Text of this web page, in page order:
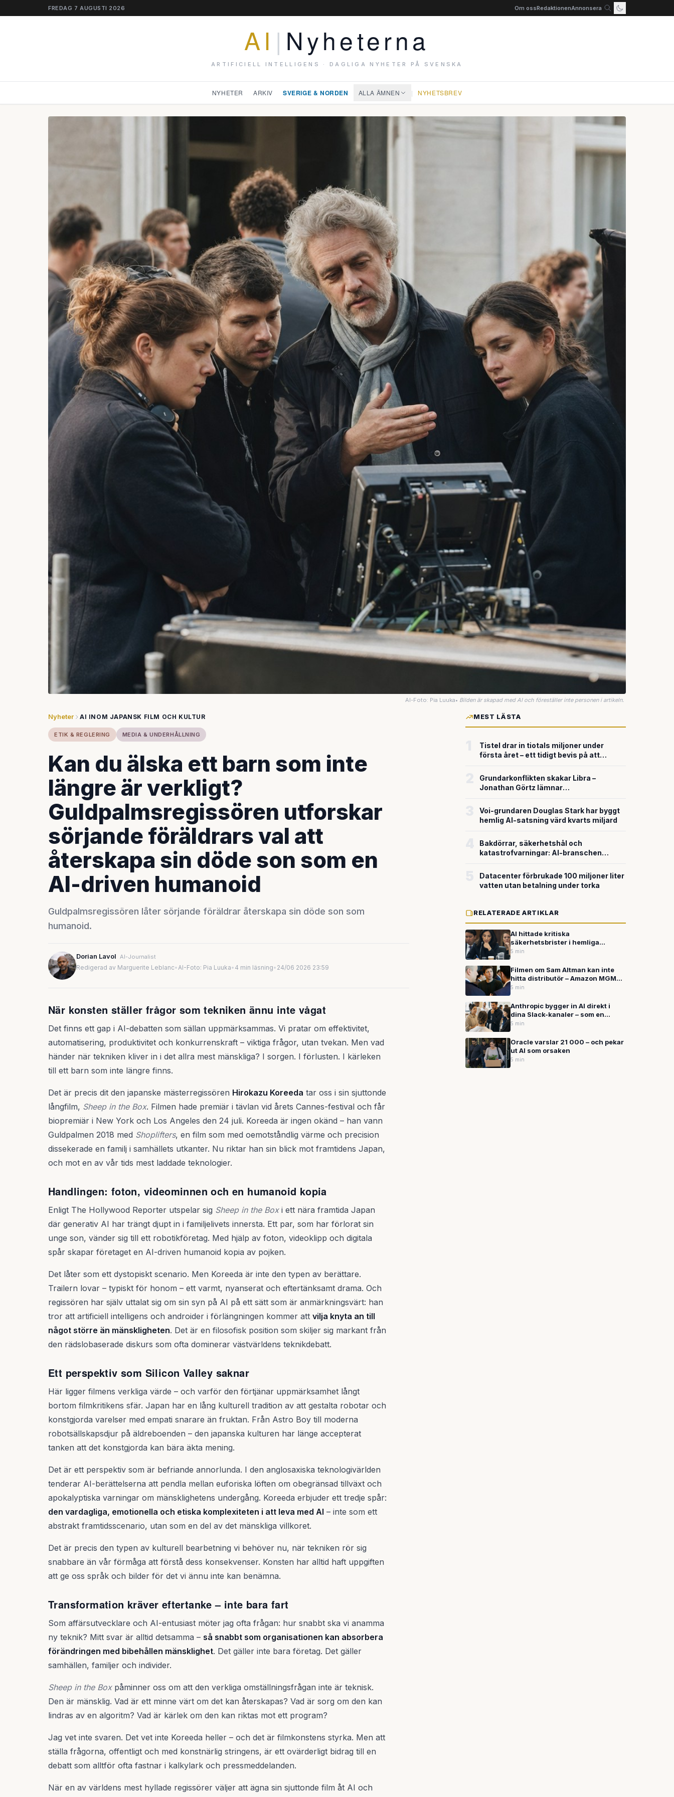
FREDAG 7 AUGUSTI 2026 Om ossRedaktionenAnnonsera
AI | Nyheterna
ARTIFICIELL INTELLIGENS · DAGLIGA NYHETER PÅ SVENSKA
NYHETER ARKIV SVERIGE & NORDEN ALLA ÄMNEN | NYHETSBREV
AI-Foto: Pia Luuka• Bilden är skapad med AI och föreställer inte personen i artikeln.
Nyheter AI INOM JAPANSK FILM OCH KULTUR
ETIK & REGLERING MEDIA & UNDERHÅLLNING
Kan du älska ett barn som inte
längre är verkligt?
Guldpalmsregissören utforskar
sörjande föräldrars val att
återskapa sin döde son som en
AI-driven humanoid
Guldpalmsregissören låter sörjande föräldrar återskapa sin döde son som
humanoid.
Dorian Lavol AI-Journalist
Redigerad av Marguerite Leblanc•AI-Foto: Pia Luuka• 4 min läsning• 24/06 2026 23:59
När konsten ställer frågor som tekniken ännu inte vågat
Det finns ett gap i AI-debatten som sällan uppmärksammas. Vi pratar om effektivitet,
automatisering, produktivitet och konkurrenskraft – viktiga frågor, utan tvekan. Men vad
händer när tekniken kliver in i det allra mest mänskliga? I sorgen. I förlusten. I kärleken
till ett barn som inte längre finns.
Det är precis dit den japanske mästerregissören Hirokazu Koreeda tar oss i sin sjuttonde
långfilm, Sheep in the Box. Filmen hade premiär i tävlan vid årets Cannes-festival och får
biopremiär i New York och Los Angeles den 24 juli. Koreeda är ingen okänd – han vann
Guldpalmen 2018 med Shoplifters, en film som med oemotståndlig värme och precision
dissekerade en familj i samhällets utkanter. Nu riktar han sin blick mot framtidens Japan,
och mot en av vår tids mest laddade teknologier.
Handlingen: foton, videominnen och en humanoid kopia
Enligt The Hollywood Reporter utspelar sig Sheep in the Boxi ett nära framtida Japan
där generativ AI har trängt djupt in i familjelivets innersta. Ett par, som har förlorat sin
unge son, vänder sig till ett robotikföretag. Med hjälp av foton, videoklipp och digitala
spår skapar företaget en AI-driven humanoid kopia av pojken.
Det låter som ett dystopiskt scenario. Men Koreeda är inte den typen av berättare.
Trailern lovar – typiskt för honom – ett varmt, nyanserat och eftertänksamt drama. Och
regissören har själv uttalat sig om sin syn på AI på ett sätt som är anmärkningsvärt: han
tror att artificiell intelligens och androider i förlängningen kommer att vilja knyta an till
något större än mänskligheten. Det är en filosofisk position som skiljer sig markant från
den rädslobaserade diskurs som ofta dominerar västvärldens teknikdebatt.
Ett perspektiv som Silicon Valley saknar
Här ligger filmens verkliga värde – och varför den förtjänar uppmärksamhet långt
bortom filmkritikens sfär. Japan har en lång kulturell tradition av att gestalta robotar och
konstgjorda varelser med empati snarare än fruktan. Från Astro Boy till moderna
robotsällskapsdjur på äldreboenden – den japanska kulturen har länge accepterat
tanken att det konstgjorda kan bära äkta mening.
Det är ett perspektiv som är befriande annorlunda. I den anglosaxiska teknologivärlden
tenderar AI-berättelserna att pendla mellan euforiska löften om obegränsad tillväxt och
apokalyptiska varningar om mänsklighetens undergång. Koreeda erbjuder ett tredje spår:
den vardagliga, emotionella och etiska komplexiteten i att leva med AI – inte som ett
abstrakt framtidsscenario, utan som en del av det mänskliga villkoret.
Det är precis den typen av kulturell bearbetning vi behöver nu, när tekniken rör sig
snabbare än vår förmåga att förstå dess konsekvenser. Konsten har alltid haft uppgiften
att ge oss språk och bilder för det vi ännu inte kan benämna.
Transformation kräver eftertanke – inte bara fart
Som affärsutvecklare och AI-entusiast möter jag ofta frågan: hur snabbt ska vi anamma
ny teknik? Mitt svar är alltid detsamma – så snabbt som organisationen kan absorbera
förändringen med bibehållen mänsklighet. Det gäller inte bara företag. Det gäller
samhällen, familjer och individer.
Sheep in the Boxpåminner oss om att den verkliga omställningsfrågan inte är teknisk.
Den är mänsklig. Vad är ett minne värt om det kan återskapas? Vad är sorg om den kan
lindras av en algoritm? Vad är kärlek om den kan riktas mot ett program?
Jag vet inte svaren. Det vet inte Koreeda heller – och det är filmkonstens styrka. Men att
ställa frågorna, offentligt och med konstnärlig stringens, är ett ovärderligt bidrag till en
debatt som alltför ofta fastnar i kalkylark och pressmeddelanden.
När en av världens mest hyllade regissörer väljer att ägna sin sjuttonde film åt AI och
MEST LÄSTA
Tistel drar in tiotals miljoner under
första året – ett tidigt bevis på att
försvarsteknik
Grundarkonflikten skakar Libra –
Jonathan Görtz lämnar
miljardvärderingen
Voi-grundaren Douglas Stark har byggt
hemlig AI-satsning värd kvarts miljard
Bakdörrar, säkerhetshål och
katastrofvarningar: AI-branschen
Datacenter förbrukade 100 miljoner liter
vatten utan betalning under torka
RELATERADE ARTIKLAR
AI hittade kritiska
säkerhetsbrister i hemliga
amerikanska system på timmar —
5 min
Filmen om Sam Altman kan inte
hitta distributör – Amazon MGM
hoppade av strax innan bolaget
5 min
Anthropic bygger in AI direkt i
dina Slack-kanaler – som en
kollega som aldrig glömmer
5 min
Oracle varslar 21 000 – och pekar
ut AI som orsaken
5 min